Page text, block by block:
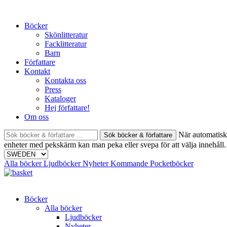
contentBöcker
Skönlitteratur
Facklitteratur
Barn
Författare
Kontakt
Kontakta oss
Press
Kataloger
Hej författare!
Om oss
Sök
böcker
&
författare
efter:
När
enheter med pekskärm kan man peka eller svepa för att välja innehåll.
Alla böckerLjudböckerNyheterKommande Pocketböcker
Böcker
Alla böcker
Ljudböcker